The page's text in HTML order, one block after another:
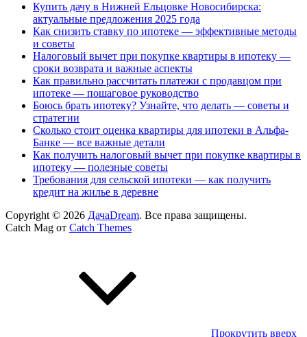
Купить дачу в Нижней Ельцовке Новосибирска:
актуальные предложения 2025 года
Как снизить ставку по ипотеке — эффективные методы
и советы
Налоговый вычет при покупке квартиры в ипотеку —
сроки возврата и важные аспекты
Как правильно рассчитать платежи с продавцом при
ипотеке — пошаговое руководство
Боюсь брать ипотеку? Узнайте, что делать — советы и
стратегии
Сколько стоит оценка квартиры для ипотеки в Альфа-
Банке — все важные детали
Как получить налоговый вычет при покупке квартиры в
ипотеку — полезные советы
Требования для сельской ипотеки — как получить
кредит на жилье в деревне
Copyright © 2026 ДачаDream. Все права защищены.
Catch Mag от Catch Themes
Прокрутить вверх